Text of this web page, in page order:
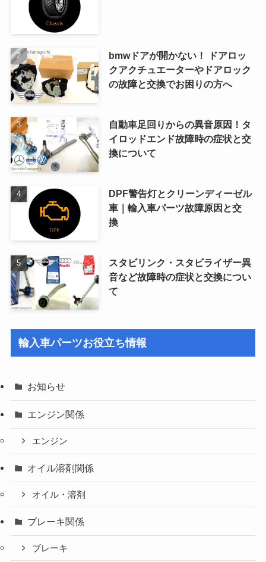
bmwドアが開かない！ ドアロッ
クアクチュエーターやドアロック
の故障と交換でお困りの方へ
自動車足回りからの異音原因！タ
イロッドエンド故障時の症状と交
換について
DPF警告灯とクリーンディーゼル
車｜輸入車パーツ故障原因と交
換
スタビリンク・スタビライザー異
音など故障時の症状と交換につい
て
輸入車パーツお役立ち情報
お知らせ
エンジン関係
エンジン
オイル溶剤関係
オイル・溶剤
ブレーキ関係
ブレーキ